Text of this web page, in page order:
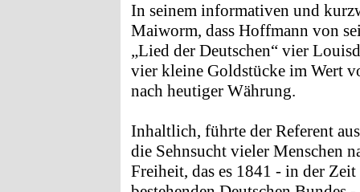
In seinem informativen und
Maiworm, dass Hoffmann von
„Lied der Deutschen“ vier
vier kleine Goldstücke im Wert
nach heutiger Währung.
Inhaltlich, führte der Referent
die Sehnsucht vieler Menschen
Freiheit, das es 1841 - in der